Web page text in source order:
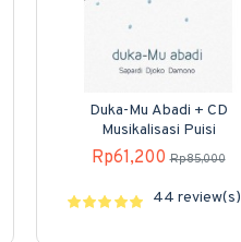
Duka-Mu Abadi + CD
Musikalisasi Puisi
Rp61,200 Rp85,000
44 review(s)